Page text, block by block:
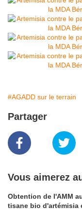
#AGADD sur le terrain
Partager
Vous aimerez
Obtention de l'AMM
tisane bio d'artémisia